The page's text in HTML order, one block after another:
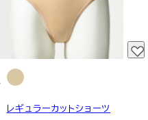
レギュラーカットショーツ